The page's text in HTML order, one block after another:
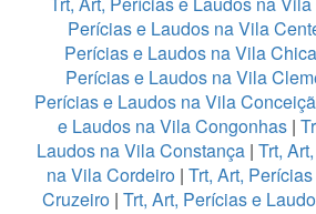
Perícias e Laudos na Vila
Perícias e Laudos na Vila
Perícias e Laudos na Vila
Perícias e Laudos na Vila
e Laudos na Vila Congonhas |
Laudos na Vila Constança | Trt,
na Vila Cordeiro | Trt, Art,
Cruzeiro | Trt, Art, Perícias e